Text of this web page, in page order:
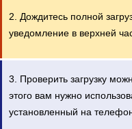
2. Дождитесь полной
уведомление в верхней
3. Проверить загрузку
этого вам нужно
установленный на